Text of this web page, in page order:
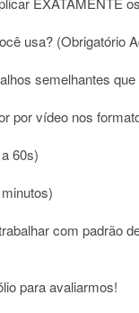
usa? (Obrigatório
semelhantes
por vídeo nos
60s)
com padrão
para avaliarmos!